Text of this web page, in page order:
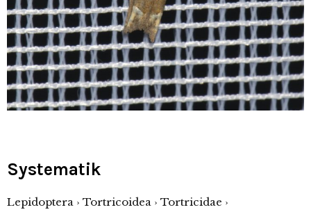
Systematik
Lepidoptera › Tortricoidea › Tortricidae ›